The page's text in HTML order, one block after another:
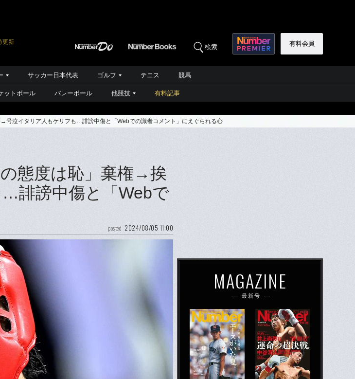
更新
検索 有料会員
サッカー日本代表 ゴルフ テニス 競馬
ットボール バレーボール 他競技 有料記事
号泣イタリア人もケリフも…誹謗中傷と「Webでの識者コメント」にえぐられる心
の態度は恥」棄権→挨
誹謗中傷と「Webで
posted 2024/08/05 11:00
MAGAZINE
最新号